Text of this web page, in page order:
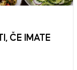
ČE IMATE